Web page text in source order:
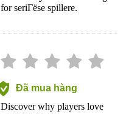
for seriГёse spillere.
Đã mua hàng
Discover why players love